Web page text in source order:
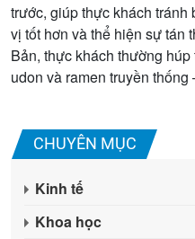
trước, giúp thực khách
vị tốt hơn và thể hiện sự tán
Bản, thực khách thường
udon và ramen truyền
CHUYÊN MỤC
Kinh tế
Khoa học